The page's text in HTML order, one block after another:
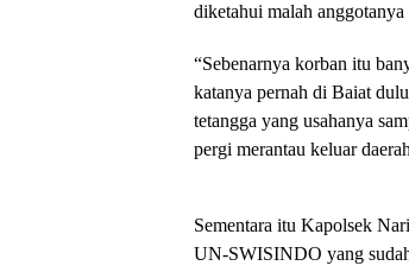
diketahui malah
“Sebenarnya korban itu
katanya pernah di Baiat
tetangga yang usahanya
pergi merantau keluar
Sementara itu Kapolsek
UN-SWISINDO yang